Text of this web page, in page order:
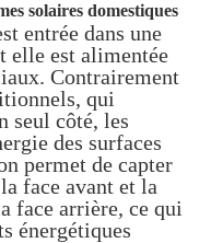
solaires domestiques
entrée dans une
elle est alimentée
Contrairement
qui
seul côté, les
des surfaces
permet de capter
face avant et la
face arrière, ce qui
énergétiques